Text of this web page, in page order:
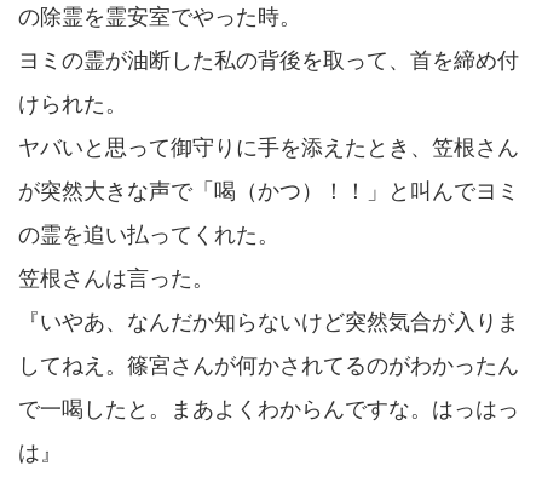
の除霊を霊安室でやった時。
ヨミの霊が油断した私の背後を取って、首を締め付
けられた。
ヤバいと思って御守りに手を添えたとき、笠根さん
が突然大きな声で「喝（かつ）！！」と叫んでヨミ
の霊を追い払ってくれた。
笠根さんは言った。
『いやあ、なんだか知らないけど突然気合が入りま
してねえ。篠宮さんが何かされてるのがわかったん
で一喝したと。まあよくわからんですな。はっはっ
は』